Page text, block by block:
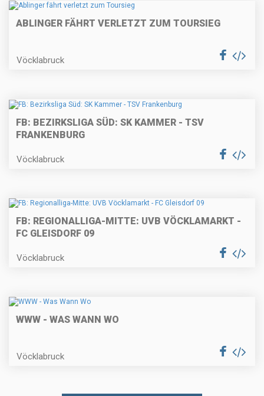
ABLINGER FÄHRT VERLETZT ZUM TOURSIEG
Vöcklabruck
FB: BEZIRKSLIGA SÜD: SK KAMMER - TSV
FRANKENBURG
Vöcklabruck
FB: REGIONALLIGA-MITTE: UVB VÖCKLAMARKT -
FC GLEISDORF 09
Vöcklabruck
WWW - WAS WANN WO
Vöcklabruck